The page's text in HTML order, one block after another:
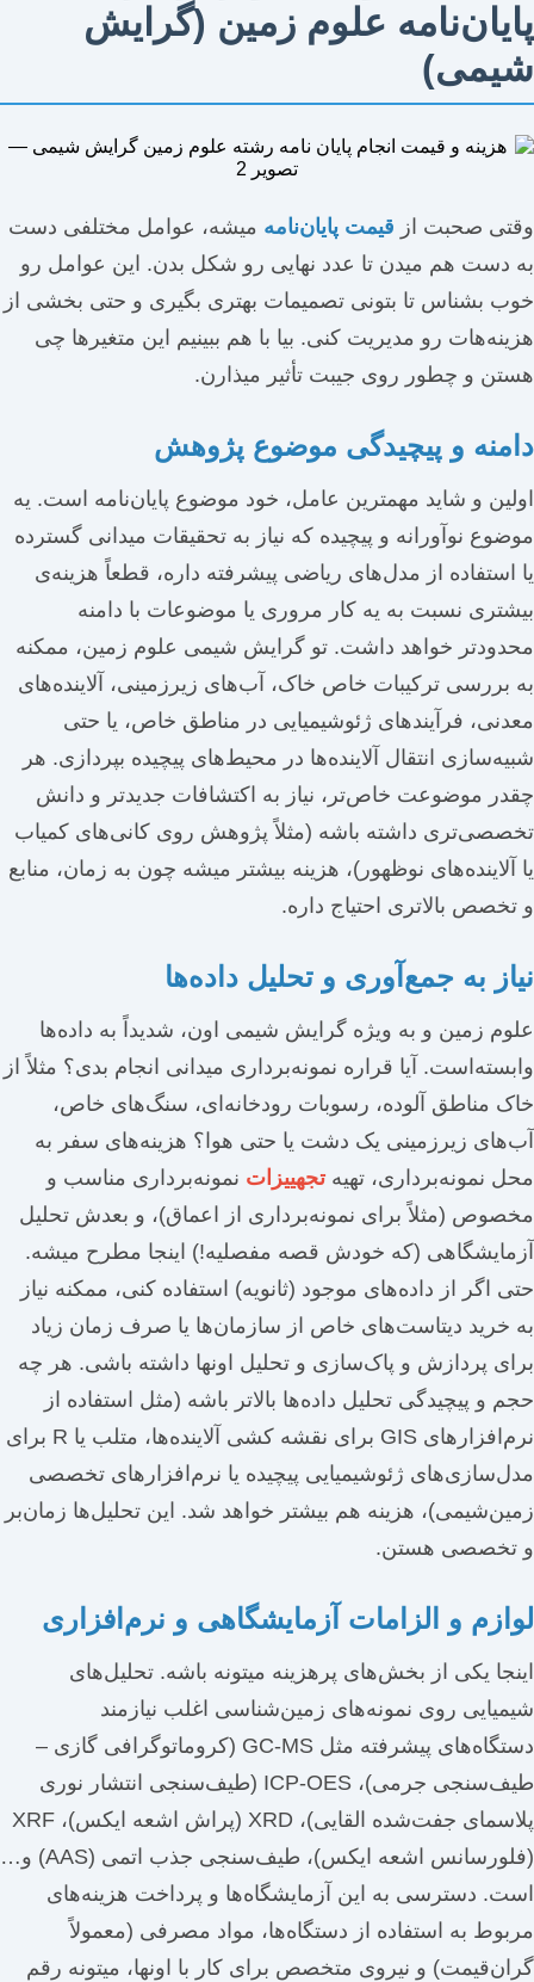
پایان‌نامه علوم زمین (گرایش
شیمی)
وقتی صحبت از قیمت پایان‌نامه میشه، عوامل مختلفی دست
به دست هم میدن تا عدد نهایی رو شکل بدن. این عوامل رو
خوب بشناس تا بتونی تصمیمات بهتری بگیری و حتی بخشی از
هزینه‌هات رو مدیریت کنی. بیا با هم ببینیم این متغیرها چی
هستن و چطور روی جیبت تأثیر میذارن.
دامنه و پیچیدگی موضوع پژوهش
اولین و شاید مهمترین عامل، خود موضوع پایان‌نامه است. یه
موضوع نوآورانه و پیچیده که نیاز به تحقیقات میدانی گسترده
یا استفاده از مدل‌های ریاضی پیشرفته داره، قطعاً هزینه‌ی
بیشتری نسبت به یه کار مروری یا موضوعات با دامنه
محدودتر خواهد داشت. تو گرایش شیمی علوم زمین، ممکنه
به بررسی ترکیبات خاص خاک، آب‌های زیرزمینی، آلاینده‌های
معدنی، فرآیندهای ژئوشیمیایی در مناطق خاص، یا حتی
شبیه‌سازی انتقال آلاینده‌ها در محیط‌های پیچیده بپردازی. هر
چقدر موضوعت خاص‌تر، نیاز به اکتشافات جدیدتر و دانش
تخصصی‌تری داشته باشه (مثلاً پژوهش روی کانی‌های کمیاب
یا آلاینده‌های نوظهور)، هزینه بیشتر میشه چون به زمان، منابع
و تخصص بالاتری احتیاج داره.
نیاز به جمع‌آوری و تحلیل داده‌ها
علوم زمین و به ویژه گرایش شیمی اون، شدیداً به داده‌ها
وابسته‌است. آیا قراره نمونه‌برداری میدانی انجام بدی؟ مثلاً از
خاک مناطق آلوده، رسوبات رودخانه‌ای، سنگ‌های خاص،
آب‌های زیرزمینی یک دشت یا حتی هوا؟ هزینه‌های سفر به
محل نمونه‌برداری، تهیه تجهییزات نمونه‌برداری مناسب و
مخصوص (مثلاً برای نمونه‌برداری از اعماق)، و بعدش تحلیل
آزمایشگاهی (که خودش قصه مفصلیه!) اینجا مطرح میشه.
حتی اگر از داده‌های موجود (ثانویه) استفاده کنی، ممکنه نیاز
به خرید دیتاست‌های خاص از سازمان‌ها یا صرف زمان زیاد
برای پردازش و پاک‌سازی و تحلیل اونها داشته باشی. هر چه
حجم و پیچیدگی تحلیل داده‌ها بالاتر باشه (مثل استفاده از
نرم‌افزارهای GIS برای نقشه کشی آلاینده‌ها، متلب یا R برای
مدل‌سازی‌های ژئوشیمیایی پیچیده یا نرم‌افزارهای تخصصی
زمین‌شیمی)، هزینه هم بیشتر خواهد شد. این تحلیل‌ها زمان‌بر
و تخصصی هستن.
لوازم و الزامات آزمایشگاهی و نرم‌افزاری
اینجا یکی از بخش‌های پرهزینه میتونه باشه. تحلیل‌های
شیمیایی روی نمونه‌های زمین‌شناسی اغلب نیازمند
دستگاه‌های پیشرفته مثل GC-MS (کروماتوگرافی گازی –
طیف‌سنجی جرمی)، ICP-OES (طیف‌سنجی انتشار نوری
پلاسمای جفت‌شده القایی)، XRD (پراش اشعه ایکس)، XRF
(فلورسانس اشعه ایکس)، طیف‌سنجی جذب اتمی (AAS) و…
است. دسترسی به این آزمایشگاه‌ها و پرداخت هزینه‌های
مربوط به استفاده از دستگاه‌ها، مواد مصرفی (معمولاً
گران‌قیمت) و نیروی متخصص برای کار با اونها، میتونه رقم